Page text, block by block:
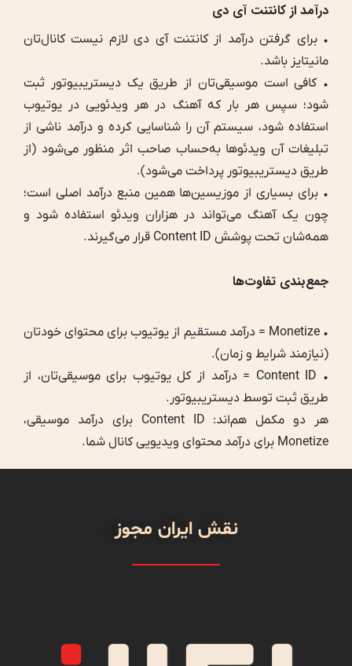
درآمد از کانتنت آی دی
• برای گرفتن درآمد از کانتنت آی دی لازم نیست کانال‌تان
مانیتایز باشد.
• کافی است موسیقی‌تان از طریق یک دیستریبیوتور ثبت
شود؛ سپس هر بار که آهنگ در هر ویدئویی در یوتیوب
استفاده شود، سیستم آن را شناسایی کرده و درآمد ناشی از
تبلیغات آن ویدئوها به‌حساب صاحب اثر منظور می‌شود (از
طریق دیستریبیوتور پرداخت می‌شود).
• برای بسیاری از موزیسین‌ها همین منبع درآمد اصلی است؛
چون یک آهنگ می‌تواند در هزاران ویدئو استفاده شود و
همه‌شان تحت پوشش Content ID قرار می‌گیرند.
جمع‌بندی تفاوت‌ها
• Monetize = درآمد مستقیم از یوتیوب برای محتوای خودتان
(نیازمند شرایط و زمان).
• Content ID = درآمد از کل یوتیوب برای موسیقی‌تان، از
طریق ثبت توسط دیستریبیوتور.
هر دو مکمل هم‌اند: Content ID برای درآمد موسیقی،
Monetize برای درآمد محتوای ویدیویی کانال شما.
نقش ایران مجوز